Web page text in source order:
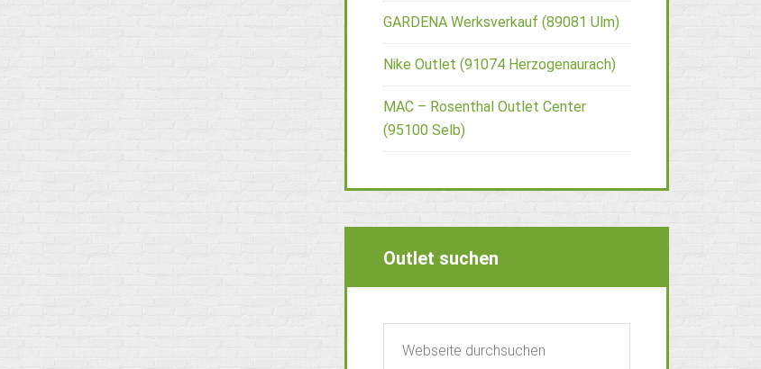
GARDENA Werksverkauf (89081 Ulm)
Nike Outlet (91074 Herzogenaurach)
MAC – Rosenthal Outlet Center
(95100 Selb)
Outlet suchen